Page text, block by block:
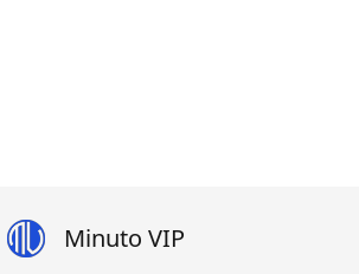
Minuto VIP